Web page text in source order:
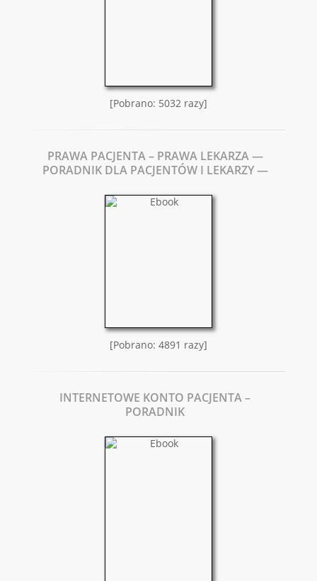
[Pobrano: 5032 razy]
PRAWA PACJENTA – PRAWA LEKARZA —
PORADNIK DLA PACJENTÓW I LEKARZY —
[Pobrano: 4891 razy]
INTERNETOWE KONTO PACJENTA –
PORADNIK